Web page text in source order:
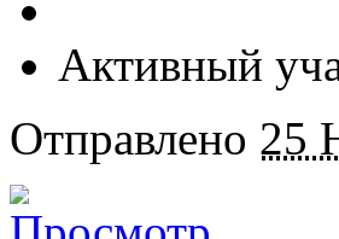
Активный
Отправлено 25